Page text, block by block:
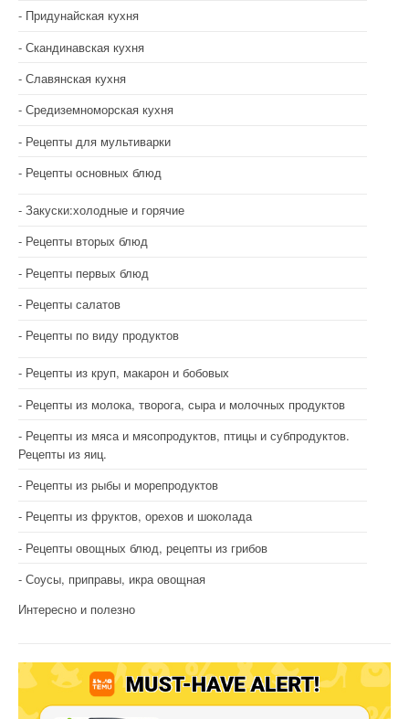
Придунайская кухня
Скандинавская кухня
Славянская кухня
Средиземноморская кухня
Рецепты для мультиварки
Рецепты основных блюд
Закуски:холодные и горячие
Рецепты вторых блюд
Рецепты первых блюд
Рецепты салатов
Рецепты по виду продуктов
Рецепты из круп, макарон и бобовых
Рецепты из молока, творога, сыра и молочных продуктов
Рецепты из мяса и мясопродуктов, птицы и субпродуктов.
Рецепты из яиц.
Рецепты из рыбы и морепродуктов
Рецепты из фруктов, орехов и шоколада
Рецепты овощных блюд, рецепты из грибов
Соусы, приправы, икра овощная
Интересно и полезно